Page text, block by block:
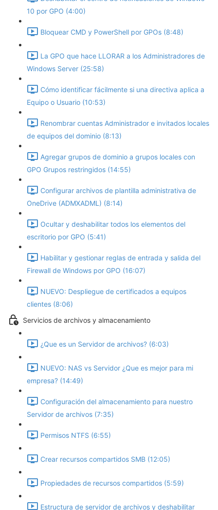
10 por GPO (4:00)
Bloquear CMD y PowerShell por GPOs (8:48)
La GPO que hace LLORAR a los Administradores de
Windows Server (25:58)
Cómo identificar fácilmente si una directiva aplica a
Equipo o Usuario (10:53)
Renombrar cuentas Administrador e invitados locales
de equipos del dominio (8:13)
Agregar grupos de dominio a grupos locales con
GPO Grupos restringidos (14:55)
Configurar archivos de plantilla administrativa de
OneDrive (ADMXADML) (8:14)
Ocultar y deshabilitar todos los elementos del
escritorio por GPO (5:41)
Habilitar y gestionar reglas de entrada y salida del
Firewall de Windows por GPO (16:07)
NUEVO: Despliegue de certificados a equipos
clientes (8:06)
Servicios de archivos y almacenamiento
¿Que es un Servidor de archivos? (6:03)
NUEVO: NAS vs Servidor ¿Que es mejor para mi
empresa? (14:49)
Configuración del almacenamiento para nuestro
Servidor de archivos (7:35)
Permisos NTFS (6:55)
Crear recursos compartidos SMB (12:05)
Propiedades de recursos compartidos (5:59)
Estructura de servidor de archivos y deshabilitar